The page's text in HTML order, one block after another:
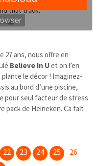
27 ans, nous offre en
Believe In U et on l’en
plante le décor ! Imaginez-
au bord d’une piscine,
pour seul facteur de stress
pack de Heineken. Ca fait
22 23 24 25
26